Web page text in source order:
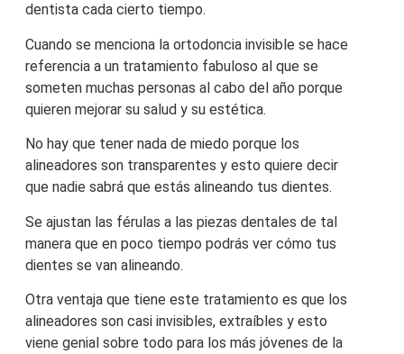
dentista cada cierto tiempo.
Cuando se menciona la ortodoncia invisible se hace
referencia a un tratamiento fabuloso al que se
someten muchas personas al cabo del año porque
quieren mejorar su salud y su estética.
No hay que tener nada de miedo porque los
alineadores son transparentes y esto quiere decir
que nadie sabrá que estás alineando tus dientes.
Se ajustan las férulas a las piezas dentales de tal
manera que en poco tiempo podrás ver cómo tus
dientes se van alineando.
Otra ventaja que tiene este tratamiento es que los
alineadores son casi invisibles, extraíbles y esto
viene genial sobre todo para los más jóvenes de la